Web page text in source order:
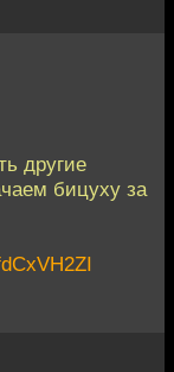
другие
бицуху за